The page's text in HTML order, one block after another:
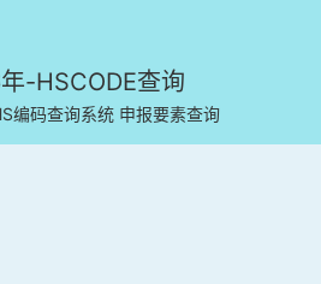
-HSCODE查询
编码查询系统 申报要素查询